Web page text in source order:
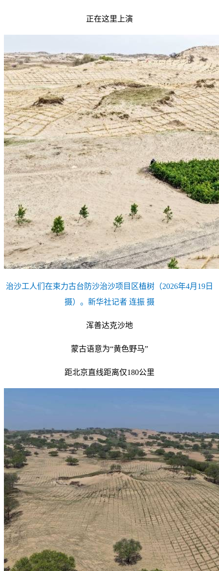
正在这里上演
治沙工人们在束力古台防沙治沙项目区植树（2026年4月19日
摄）。新华社记者 连振 摄
浑善达克沙地
蒙古语意为“黄色野马”
距北京直线距离仅180公里